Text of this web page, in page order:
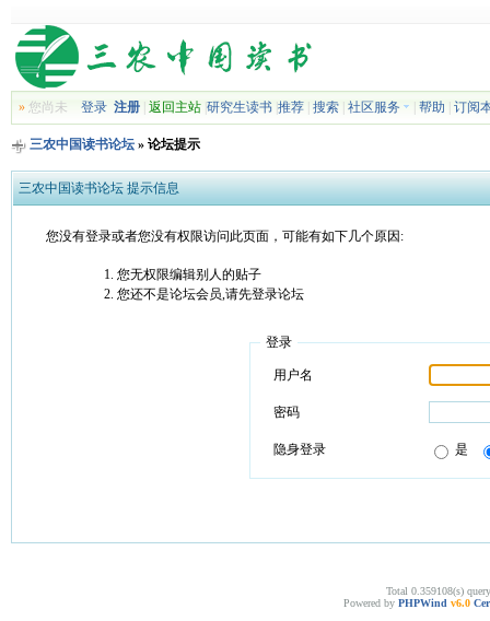
»您尚未 登录 注册| 返回主站| 研究生读书| 推荐| 搜索| 社区服务 帮助 订阅
三农中国读书论坛» 论坛提示
三农中国读书论坛 提示信息
您没有登录或者您没有权限访问此页面，可能有如下几个原因:
您无权限编辑别人的贴子
您还不是论坛会员,请先登录论坛
登录
用户名
密码
隐身登录 是
Total 0.359108(s)
Powered by PHPWind v6.0